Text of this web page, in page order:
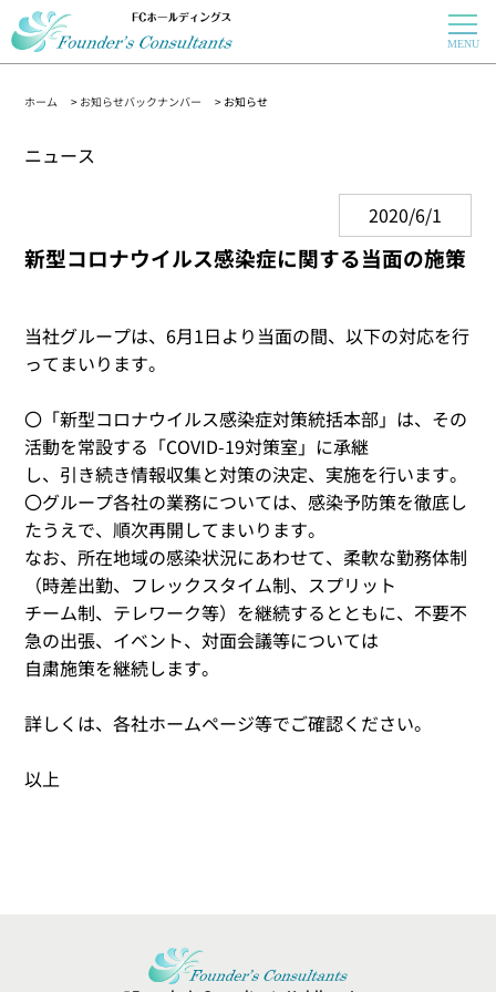
ホーム > お知らせバックナンバー > お知らせ
ニュース
2020/6/1
新型コロナウイルス感染症に関する当面の施策
当社グループは、6月1日より当面の間、以下の対応を行
ってまいります。
〇「新型コロナウイルス感染症対策統括本部」は、その
活動を常設する「COVID-19対策室」に承継
し、引き続き情報収集と対策の決定、実施を行います。
〇グループ各社の業務については、感染予防策を徹底し
たうえで、順次再開してまいります。
なお、所在地域の感染状況にあわせて、柔軟な勤務体制
（時差出勤、フレックスタイム制、スプリット
チーム制、テレワーク等）を継続するとともに、不要不
急の出張、イベント、対面会議等については
自粛施策を継続します。
詳しくは、各社ホームページ等でご確認ください。
以上